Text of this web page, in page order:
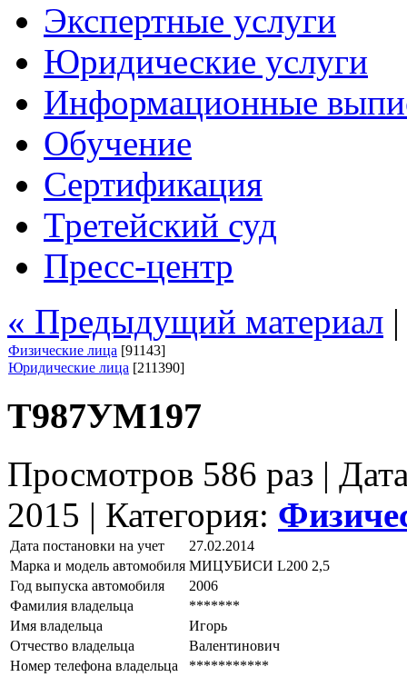
Экспертные услуги
Юридические услуги
Информационные
Обучение
Сертификация
Третейский суд
Пресс-центр
« Предыдущий материал
Физические лица [91143]
Юридические лица [211390]
Т987УМ197
Просмотров 586 раз |
2015 | Категория:
Дата постановки на учет
27.02.2014
Марка и модель автомобиля МИЦУБИСИ L200 2,5
Год выпуска автомобиля
2006
Фамилия владельца
*******
Имя владельца
Игорь
Отчество владельца
Валентинович
Номер телефона владельца
***********